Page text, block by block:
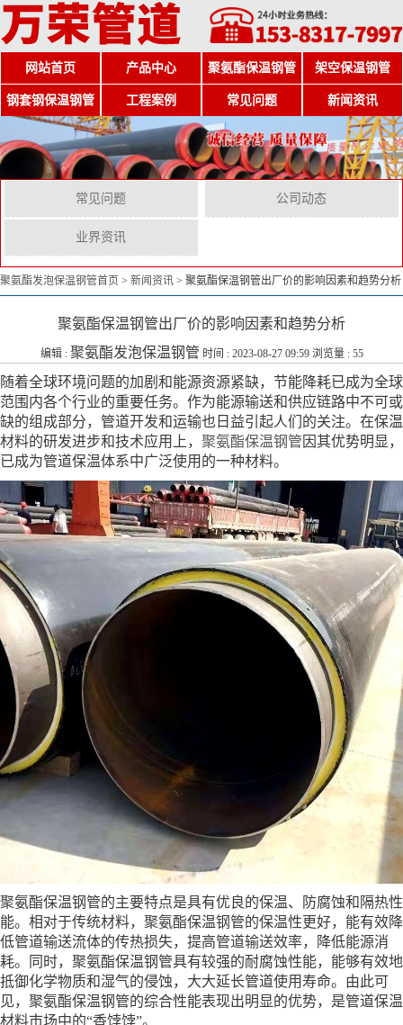
网站首页 产品中心 聚氨酯保温钢管 架空保温钢管
钢套钢保温钢管 工程案例 常见问题 新闻资讯
常见问题 公司动态
业界资讯
聚氨酯发泡保温钢管首页 > 新闻资讯 > 聚氨酯保温钢管出厂价的影响因素和趋势分析
聚氨酯保温钢管出厂价的影响因素和趋势分析
编辑 : 聚氨酯发泡保温钢管 时间 : 2023-08-27 09:59 浏览量 : 55
随着全球环境问题的加剧和能源资源紧缺，节能降耗已成为全球
范围内各个行业的重要任务。作为能源输送和供应链路中不可或
缺的组成部分，管道开发和运输也日益引起人们的关注。在保温
材料的研发进步和技术应用上， 聚氨酯保温钢管 因其优势明显，
已成为管道保温体系中广泛使用的一种材料。
聚氨酯保温钢管的主要特点是具有优良的保温、防腐蚀和隔热性
能。相对于传统材料，聚氨酯保温钢管的保温性更好，能有效降
低管道输送流体的传热损失，提高管道输送效率，降低能源消
耗。同时，聚氨酯保温钢管具有较强的耐腐蚀性能，能够有效地
抵御化学物质和湿气的侵蚀，大大延长管道使用寿命。由此可
见，聚氨酯保温钢管的综合性能表现出明显的优势，是管道保温
材料市场中的“香饽饽”。